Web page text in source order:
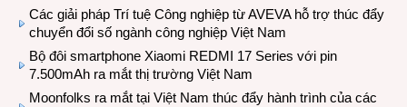
Các giải pháp Trí tuệ Công nghiệp từ AVEVA hỗ trợ thúc đẩy
chuyển đổi số ngành công nghiệp Việt Nam
Bộ đôi smartphone Xiaomi REDMI 17 Series với pin
7.500mAh ra mắt thị trường Việt Nam
Moonfolks ra mắt tại Việt Nam thúc đẩy hành trình của các